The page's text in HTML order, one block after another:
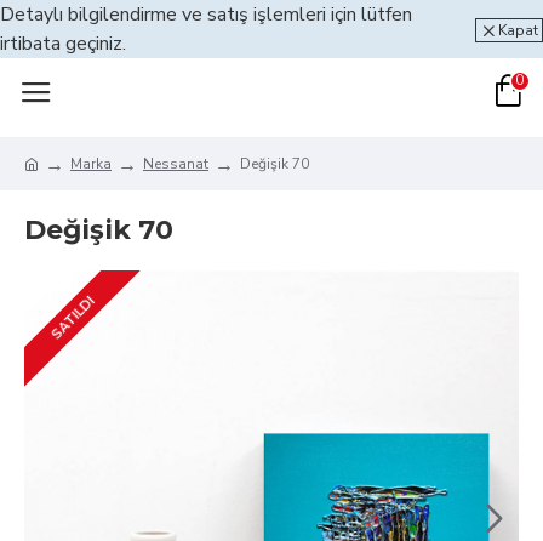
Detaylı bilgilendirme ve satış işlemleri için lütfen
irtibata geçiniz.
Kapat
0
Marka Nessanat Değişik 70
Değişik 70
SATILDI